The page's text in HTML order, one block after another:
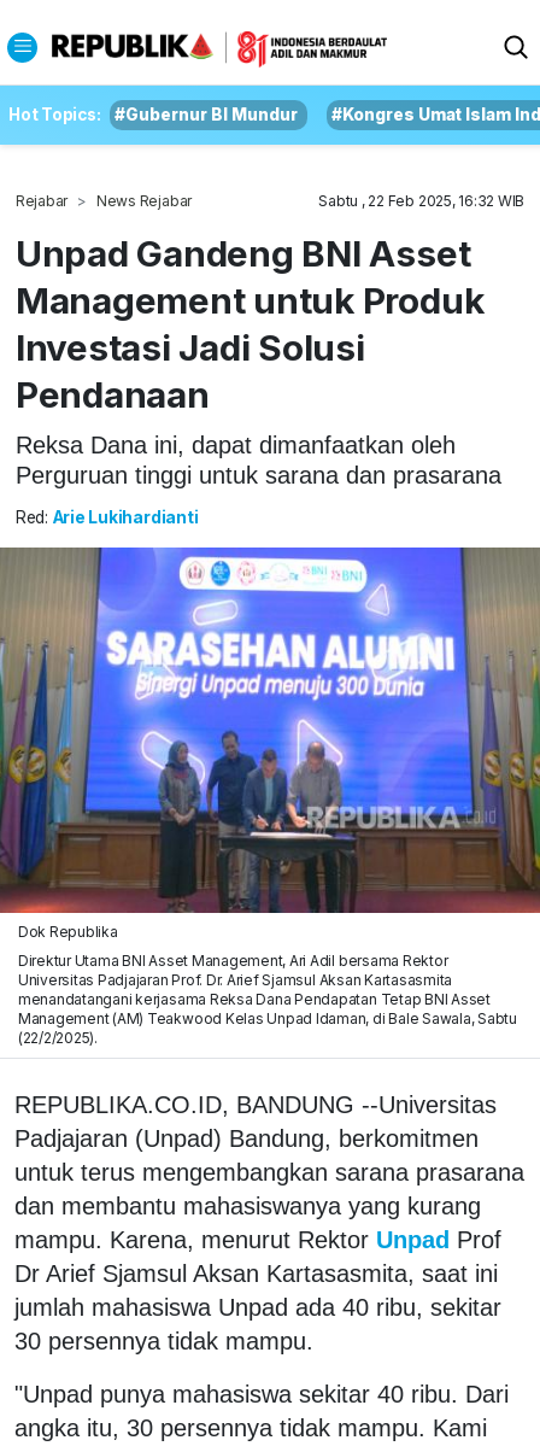
Hot Topics: #Gubernur BI Mundur #Kongres Umat Islam
Rejabar News Rejabar Sabtu , 22 Feb 2025, 16:32 WIB
Unpad Gandeng BNI Asset
Management untuk Produk
Investasi Jadi Solusi
Pendanaan
Reksa Dana ini, dapat dimanfaatkan oleh
Perguruan tinggi untuk sarana dan prasarana
Red: Arie Lukihardianti
Dok Republika
Direktur Utama BNI Asset Management, Ari Adil bersama Rektor
Universitas Padjajaran Prof. Dr. Arief Sjamsul Aksan Kartasasmita
menandatangani kerjasama Reksa Dana Pendapatan Tetap BNI Asset
Management (AM) Teakwood Kelas Unpad Idaman, di Bale Sawala, Sabtu
(22/2/2025).
REPUBLIKA.CO.ID, BANDUNG --Universitas
Padjajaran (Unpad) Bandung, berkomitmen
untuk terus mengembangkan sarana prasarana
dan membantu mahasiswanya yang kurang
mampu. Karena, menurut Rektor Unpad Prof
Dr Arief Sjamsul Aksan Kartasasmita, saat ini
jumlah mahasiswa Unpad ada 40 ribu, sekitar
30 persennya tidak mampu.
"Unpad punya mahasiswa sekitar 40 ribu. Dari
angka itu, 30 persennya tidak mampu. Kami